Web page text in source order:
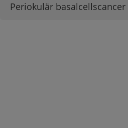
Periokulär basalcellscancer